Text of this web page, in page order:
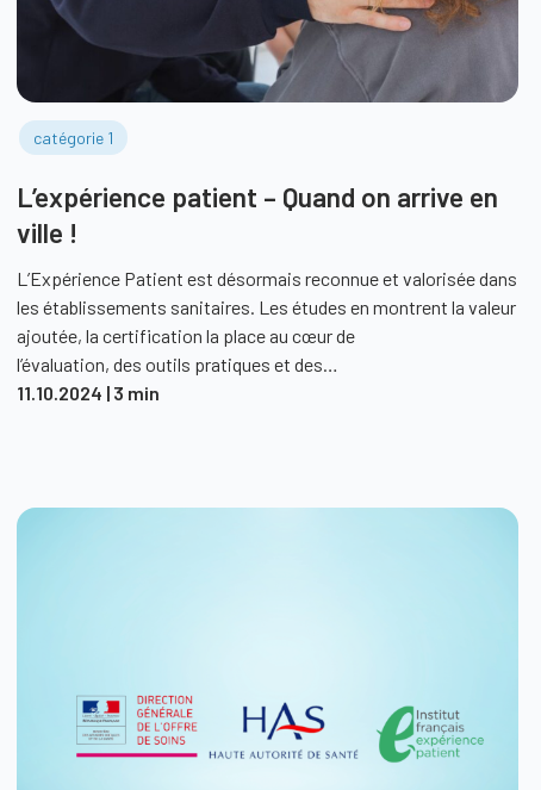
catégorie 1
L’expérience patient – Quand on arrive en
ville !
L’Expérience Patient est désormais reconnue et valorisée dans
les établissements sanitaires. Les études en montrent la valeur
ajoutée, la certification la place au cœur de
l’évaluation, des outils pratiques et des…
11.10.2024 | 3 min